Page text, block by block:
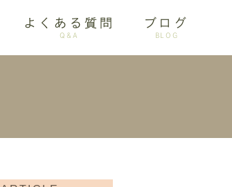
よくある質問
Q&A
ブログ
BLOG